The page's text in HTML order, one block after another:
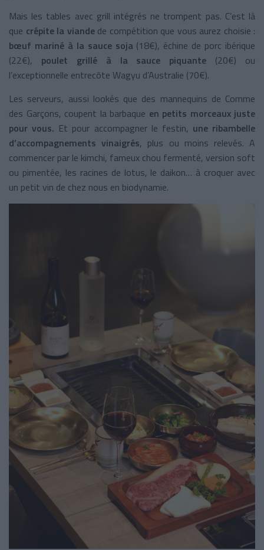
Mais les tables avec grill intégrés ne trompent pas. C’est là
que crépite la viandede compétition que vous aurez choisie :
bœuf mariné à la sauce soja (18€), échine de porc ibérique
(22€), poulet grillé à la sauce piquante (20€) ou
l’exceptionnelle entrecôte Wagyu d’Australie (70€).
Les serveurs, aussi lookés que des mannequins de Comme
des Garçons, coupent la barbaque en petits morceaux juste
pour vous. Et pour accompagner le festin, une ribambelle
d’accompagnements vinaigrés, plus ou moins relevés. A
commencer par le kimchi, fameux chou fermenté, version soft
ou pimentée, les racines de lotus, le daikon… à croquer avec
un petit vin de chez nous en biodynamie.